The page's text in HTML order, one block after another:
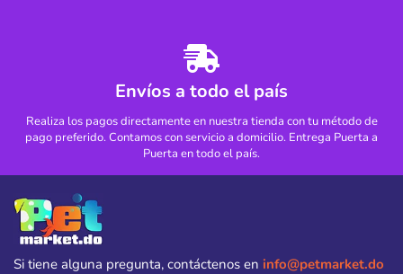
Envíos a todo el país
Realiza los pagos directamente en nuestra tienda con tu método de
pago preferido. Contamos con servicio a domicilio. Entrega Puerta a
Puerta en todo el país.
Si tiene alguna pregunta, contáctenos en info@petmarket.do